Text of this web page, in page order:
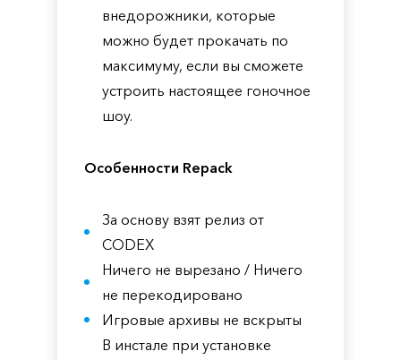
внедорожники, которые
можно будет прокачать по
максимуму, если вы сможете
устроить настоящее гоночное
шоу.
Особенности Repack
За основу взят релиз от
CODEX
Ничего не вырезано / Ничего
не перекодировано
Игровые архивы не вскрыты
В инстале при установке